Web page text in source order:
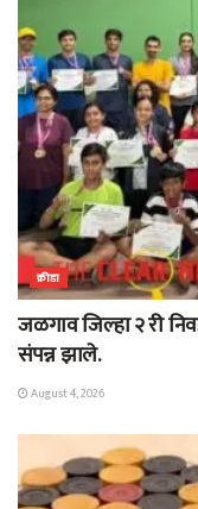
क्रीडा
जळगाव जिल्हा २ री
संपन्न झाले.
August 4, 2026